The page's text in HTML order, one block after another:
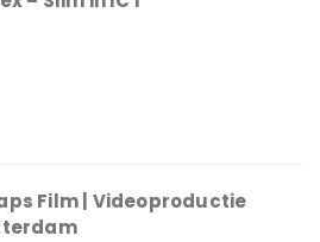
Film | Videoproductie